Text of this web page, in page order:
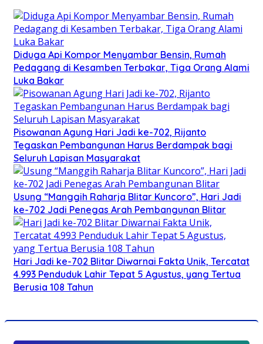
Diduga Api Kompor Menyambar Bensin, Rumah
Pedagang di Kesamben Terbakar, Tiga Orang Alami
Luka Bakar
Pisowanan Agung Hari Jadi ke-702, Rijanto
Tegaskan Pembangunan Harus Berdampak bagi
Seluruh Lapisan Masyarakat
Usung “Manggih Raharja Blitar Kuncoro”, Hari Jadi
ke-702 Jadi Penegas Arah Pembangunan Blitar
Hari Jadi ke-702 Blitar Diwarnai Fakta Unik, Tercatat
4.993 Penduduk Lahir Tepat 5 Agustus, yang Tertua
Berusia 108 Tahun